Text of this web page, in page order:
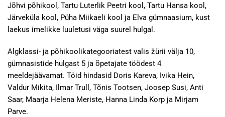
Jõhvi põhikool, Tartu Luterlik Peetri kool, Tartu Hansa kool,
Järveküla kool, Püha Miikaeli kool ja Elva gümnaasium, kust
laekus imelikke luuletusi väga suurel hulgal.
Algklassi- ja põhikoolikategooriatest valis žürii välja 10,
gümnasistide hulgast 5 ja õpetajate töödest 4
meeldejäävamat. Töid hindasid Doris Kareva, Ivika Hein,
Valdur Mikita, Ilmar Trull, Tõnis Tootsen, Joosep Susi, Anti
Saar, Maarja Helena Meriste, Hanna Linda Korp ja Mirjam
Parve.